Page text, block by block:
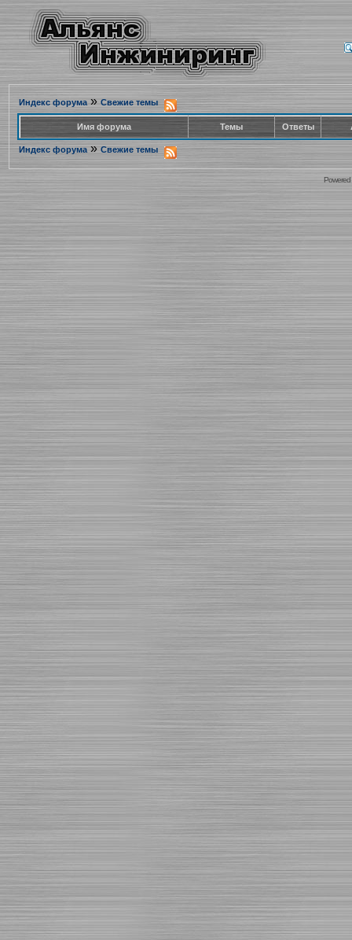
Индекс форума» Свежие темы
Имя форума Темы Ответы
Индекс форума » Свежие темы